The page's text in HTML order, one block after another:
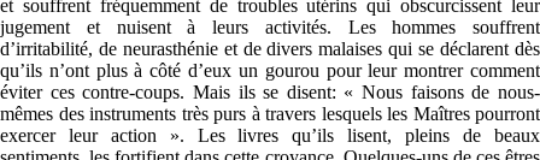
et souffrent fréquemment de troubles utérins qui obscurcissent leur
jugement et nuisent à leurs activités. Les hommes souffrent
d’irritabilité, de neurasthénie et de divers malaises qui se déclarent dès
qu’ils n’ont plus à côté d’eux un gourou pour leur montrer comment
éviter ces contre-coups. Mais ils se disent: « Nous faisons de nous-
mêmes des instruments très purs à travers lesquels les Maîtres pourront
exercer leur action ». Les livres qu’ils lisent, pleins de beaux